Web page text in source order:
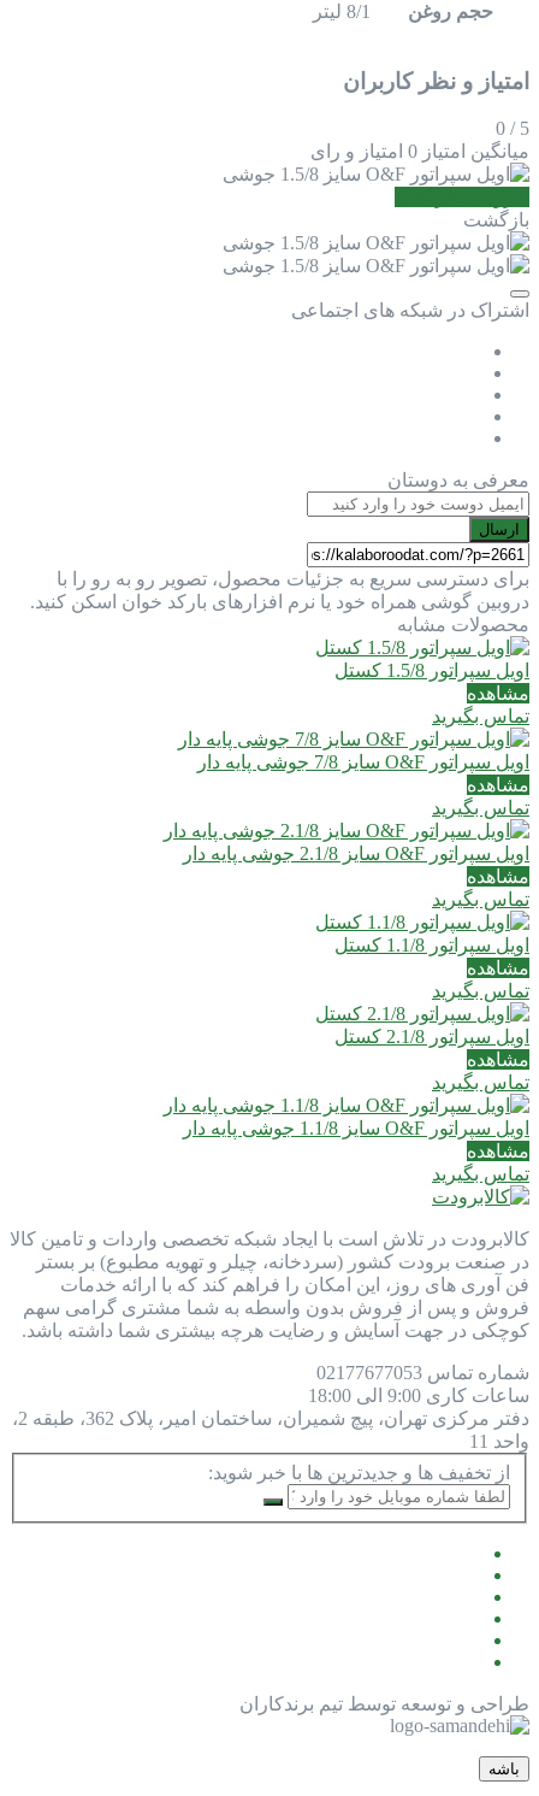
حجم روغن 8/1 لیتر
امتیاز و نظر کاربران
5
/
0
میانگین امتیاز 0 امتیاز و رای
بازگشت
اشتراک در شبکه های اجتماعی
معرفی به دوستان
ارسال
برای دسترسی سریع به جزئیات محصول، تصویر رو به رو را با
دروبین گوشی همراه خود یا نرم افزارهای بارکد خوان اسکن کنید.
محصولات مشابه
اویل سپراتور 1.5/8 کستل
مشاهده
تماس بگیرید
اویل سپراتور O&F سایز 7/8 جوشی پایه دار
مشاهده
تماس بگیرید
اویل سپراتور O&F سایز 2.1/8 جوشی پایه دار
مشاهده
تماس بگیرید
اویل سپراتور 1.1/8 کستل
مشاهده
تماس بگیرید
اویل سپراتور 2.1/8 کستل
مشاهده
تماس بگیرید
اویل سپراتور O&F سایز 1.1/8 جوشی پایه دار
مشاهده
تماس بگیرید
کالابرودت در تلاش است با ایجاد شبکه تخصصی واردات و تامین کالا
در صنعت برودت کشور (سردخانه، چیلر و تهویه مطبوع) بر بستر
فن آوری های روز، این امکان را فراهم کند که با ارائه خدمات
فروش و پس از فروش بدون واسطه به شما مشتری گرامی سهم
کوچکی در جهت آسایش و رضایت هرچه بیشتری شما داشته باشد.
شماره تماس 021 77677053
ساعات کاری 9:00 الی 18:00
دفتر مرکزی
تهران، پیچ شمیران، ساختمان امیر، پلاک 362، طبقه 2،
واحد 11
از تخفیف ها و جدیدترین ها با خبر شوید:
طراحی و توسعه توسط تیم برندکاران
باشه